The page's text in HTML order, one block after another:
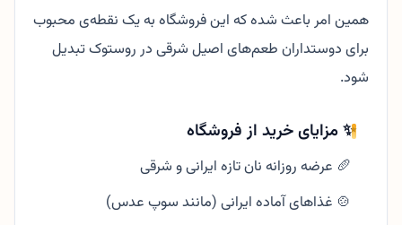
همین امر باعث شده که این فروشگاه به یک نقطه‌ی محبوب
برای دوستداران طعم‌های اصیل شرقی در روستوک تبدیل
شود.
✨ مزایای خرید از فروشگاه
🥖 عرضه روزانه نان تازه ایرانی و شرقی
🍲 غذاهای آماده ایرانی (مانند سوپ عدس)